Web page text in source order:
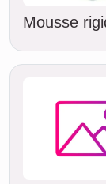
Mousse